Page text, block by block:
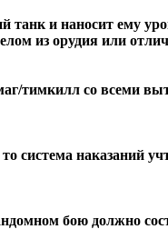
и наносит ему
из орудия или
тимкилл со
система
бою должно